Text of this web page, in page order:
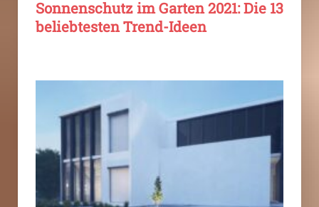
Sonnenschutz im Garten 2021: Die 13
beliebtesten Trend-Ideen